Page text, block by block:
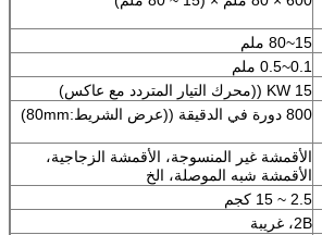
15~80 ملم
0.1~0.5 ملم
15 KW ((محرك التيار المتردد مع عاكس)
800 دورة في الدقيقة ((عرض الشريط:80mm)
الأقمشة غير المنسوجة، الأقمشة الزجاجية،
الأقمشة شبه الموصلة، الخ
2.5 ~ 15 كجم
2B، غريبة